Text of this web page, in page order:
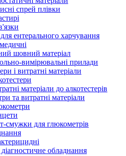
спрей плівки
ентерального харчування
шовний матеріал
вимірювальні прилади
і витратні матеріали
матеріали до алкотестерів
та витратні матеріали
смужки для глюкометрів
обладнання